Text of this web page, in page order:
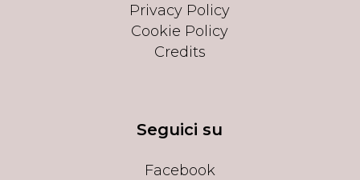
Privacy Policy
Cookie Policy
Credits
Seguici su
Facebook